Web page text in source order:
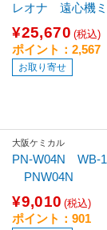
レオナ 遠心機
¥25,670 (税込)
ポイント：2,567
お取り寄せ
大阪ケミカル
PN-W04N WB-1
PNW04N
¥9,010 (税込)
ポイント：901